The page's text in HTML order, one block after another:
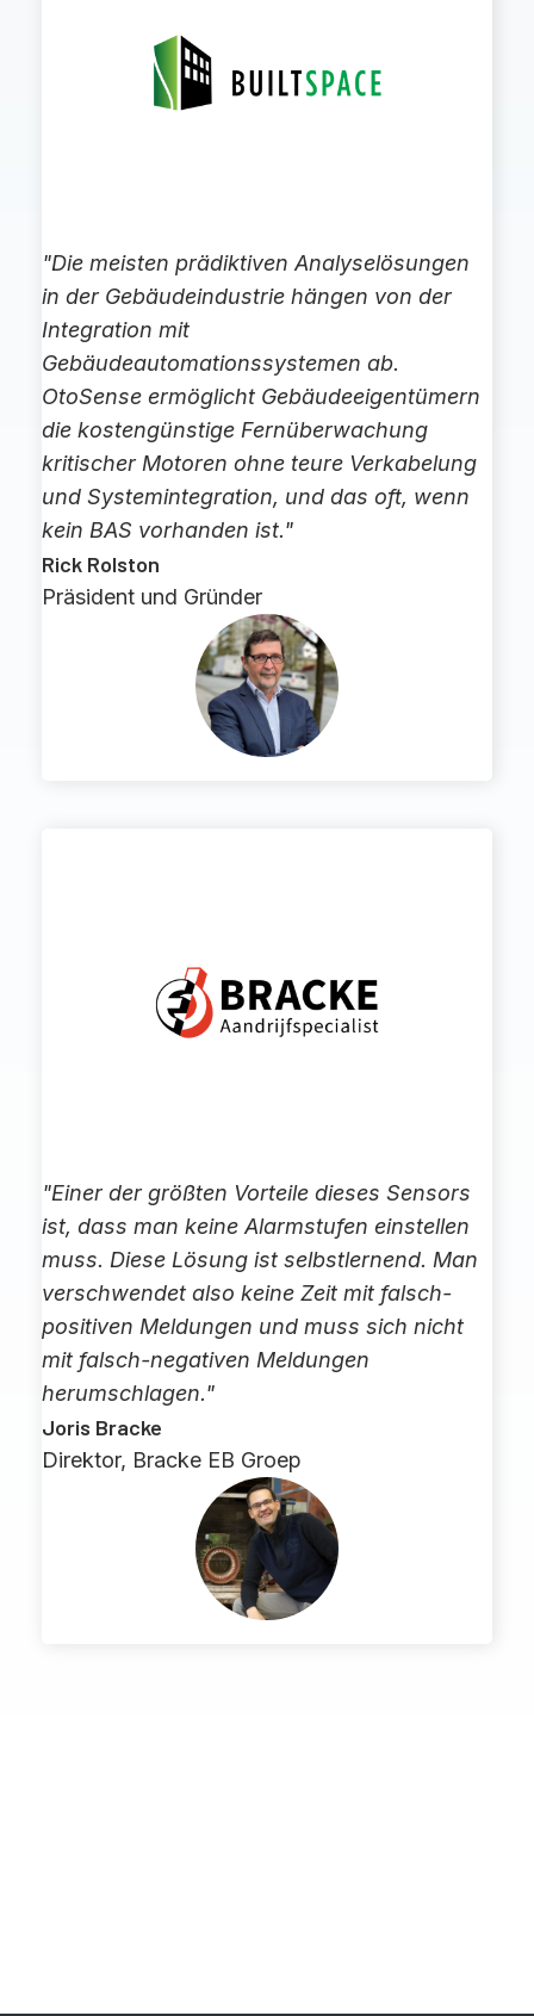
"Die meisten prädiktiven Analyselösungen
in der Gebäudeindustrie hängen von der
Integration mit
Gebäudeautomationssystemen ab.
OtoSense ermöglicht Gebäudeeigentümern
die kostengünstige Fernüberwachung
kritischer Motoren ohne teure Verkabelung
und Systemintegration, und das oft, wenn
kein BAS vorhanden ist."
Rick Rolston
Präsident und Gründer
"Einer der größten Vorteile dieses Sensors
ist, dass man keine Alarmstufen einstellen
muss. Diese Lösung ist selbstlernend. Man
verschwendet also keine Zeit mit falsch-
positiven Meldungen und muss sich nicht
mit falsch-negativen Meldungen
herumschlagen."
Joris Bracke
Direktor, Bracke EB Groep